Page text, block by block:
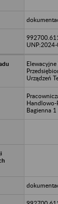
Urządzeń
Handlowo-
Bagienna 1